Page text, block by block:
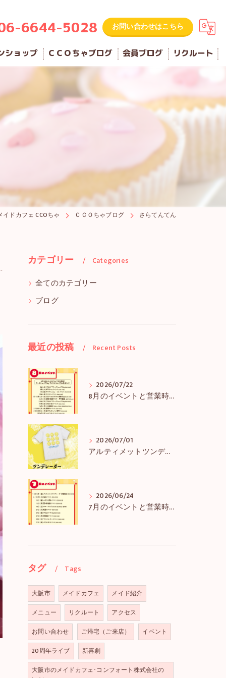
6644-5028 お問い合わせはこちら
ショップ ＣＣＯちゃブログ 会員ブログ リクルート
ドカフェ CCOちゃ ＣＣＯちゃブログ さらてんてん
カテゴリー Categories
全てのカテゴリー
ブログ
最近の投稿 Recent Posts
2026/07/22
8月のイベントと営業時間のお知らせ
2026/07/01
アルティメットツンデレーダー解禁＆アルツンBIGTEE販売のお知らせ
2026/06/24
7月のイベントと営業時間のお知らせ
タグ Tags
大阪市 メイドカフェ
メイド紹介
メニュー
リクルート
アクセス
お問い合わせ
ご帰宅（ご来店）
イベント
20周年ライブ
新喜劇
大阪市のメイドカフェ･コンフォート株式会社の